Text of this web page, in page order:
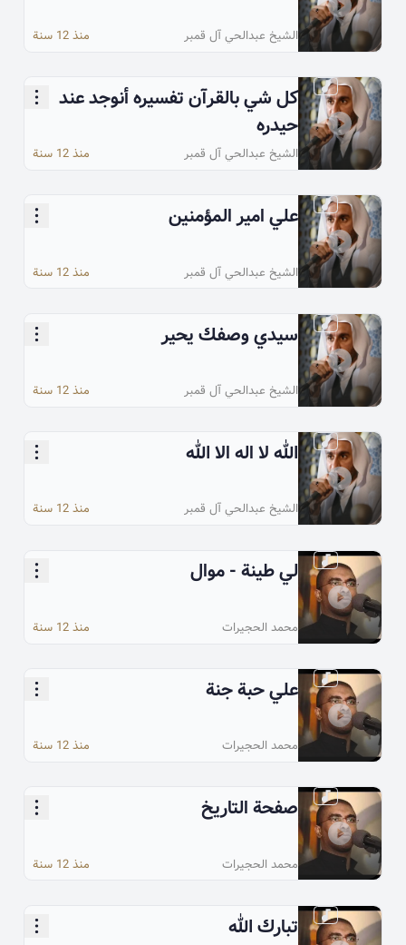
الشيخ عبدالحي آل قمبر منذ 12 سنة
كل شي بالقرآن تفسيره أنوجد عند
حيدره
الشيخ عبدالحي آل قمبر منذ 12 سنة
علي امير المؤمنين
الشيخ عبدالحي آل قمبر منذ 12 سنة
سيدي وصفك يحير
الشيخ عبدالحي آل قمبر منذ 12 سنة
الله لا اله الا الله
الشيخ عبدالحي آل قمبر منذ 12 سنة
لي طينة - موال
محمد الحجيرات منذ 12 سنة
علي حبة جنة
محمد الحجيرات منذ 12 سنة
صفحة التاريخ
محمد الحجيرات منذ 12 سنة
تبارك الله